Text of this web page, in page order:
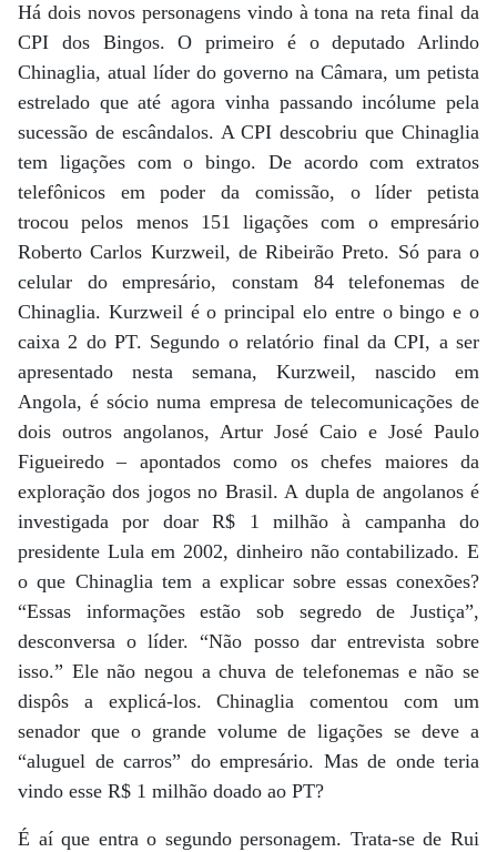
Há dois novos personagens vindo à tona na reta final da
CPI dos Bingos. O primeiro é o deputado Arlindo
Chinaglia, atual líder do governo na Câmara, um petista
estrelado que até agora vinha passando incólume pela
sucessão de escândalos. A CPI descobriu que Chinaglia
tem ligações com o bingo. De acordo com extratos
telefônicos em poder da comissão, o líder petista
trocou pelos menos 151 ligações com o empresário
Roberto Carlos Kurzweil, de Ribeirão Preto. Só para o
celular do empresário, constam 84 telefonemas de
Chinaglia. Kurzweil é o principal elo entre o bingo e o
caixa 2 do PT. Segundo o relatório final da CPI, a ser
apresentado nesta semana, Kurzweil, nascido em
Angola, é sócio numa empresa de telecomunicações de
dois outros angolanos, Artur José Caio e José Paulo
Figueiredo – apontados como os chefes maiores da
exploração dos jogos no Brasil. A dupla de angolanos é
investigada por doar R$ 1 milhão à campanha do
presidente Lula em 2002, dinheiro não contabilizado. E
o que Chinaglia tem a explicar sobre essas conexões?
“Essas informações estão sob segredo de Justiça”,
desconversa o líder. “Não posso dar entrevista sobre
isso.” Ele não negou a chuva de telefonemas e não se
dispôs a explicá-los. Chinaglia comentou com um
senador que o grande volume de ligações se deve a
“aluguel de carros” do empresário. Mas de onde teria
vindo esse R$ 1 milhão doado ao PT?
É aí que entra o segundo personagem. Trata-se de Rui